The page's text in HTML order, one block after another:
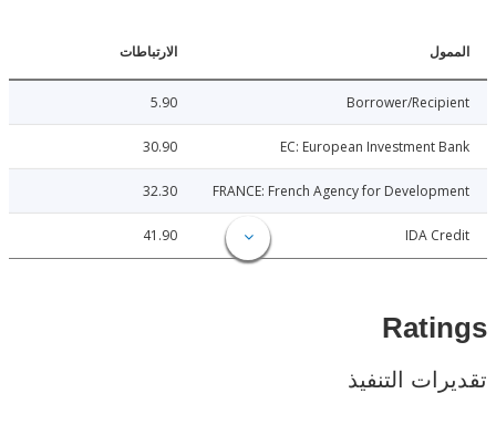
الارتباطات
Borrower/
EC: European Investment
FRANCE: French Agency for
32.30
IDA
41.90
التنفيذ